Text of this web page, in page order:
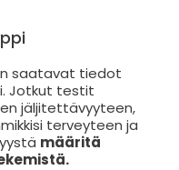
saatavat tiedot
Jotkut testit
jäljitettävyyteen,
terveyteen ja
määritä